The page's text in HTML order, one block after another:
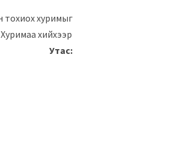
тохиох хуримыг
хийхээр
байна. Утас: